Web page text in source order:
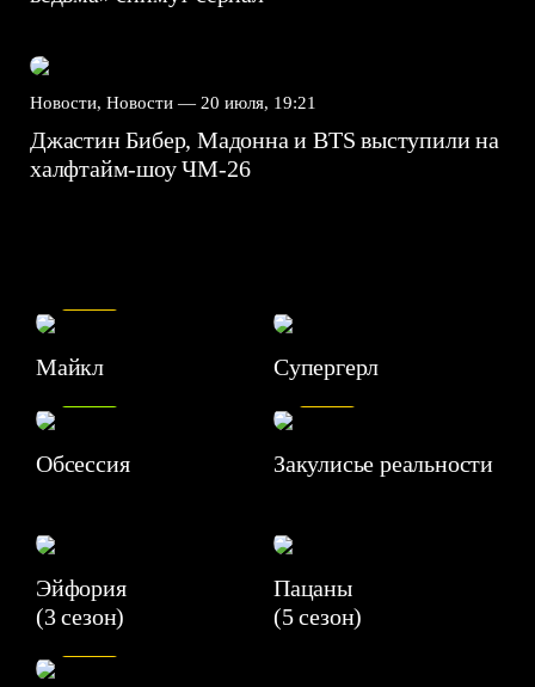
Новости, Новости — 20 июля, 19:21
Джастин Бибер, Мадонна и BTS выступили на
халфтайм-шоу ЧМ-26
Майкл Супергерл
Обсессия
7.1
Закулисье реальности
Эйфория
(3 сезон)
Пацаны
(5 сезон)